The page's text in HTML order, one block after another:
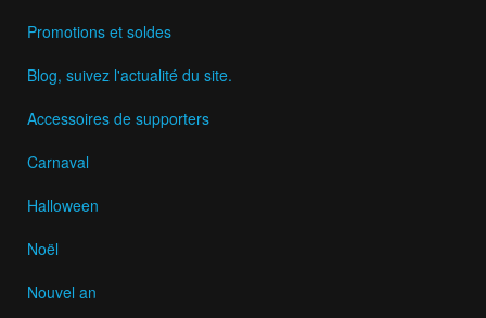
Promotions et soldes
Blog, suivez l'actualité du site.
Accessoires de supporters
Carnaval
Halloween
Noël
Nouvel an